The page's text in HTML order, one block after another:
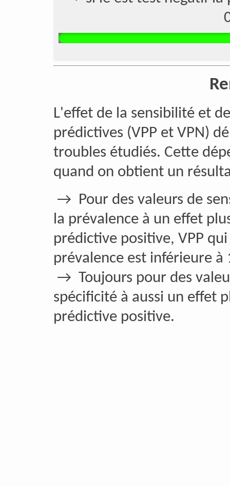
L'effet de la sensibilité et
prédictives (VPP et VPN)
troubles étudiés. Cette
quand on obtient un
→ Pour des valeurs de
la prévalence à un effet
prédictive positive, VPP
prévalence est inférieure à
→ Toujours pour des
spécificité à aussi un effet
prédictive positive.